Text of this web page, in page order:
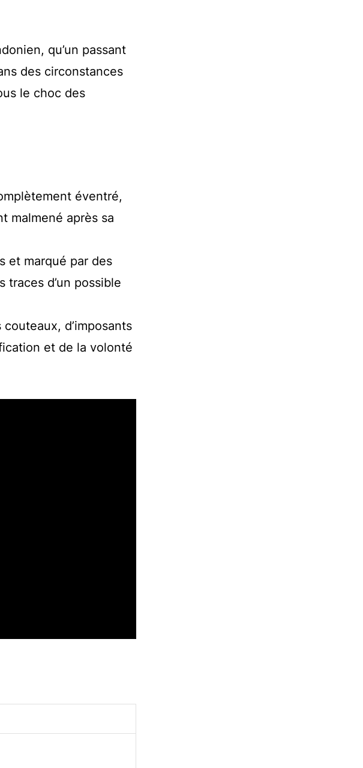
qu’un passant
des circonstances
le choc des
éventré,
malmené après sa
et marqué par des
d’un possible
d’imposants
et de la volonté